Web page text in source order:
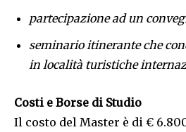
partecipazione ad un
seminario itinerante che
in località turistiche
Costi e Borse di Studio
Il costo del Master è di €